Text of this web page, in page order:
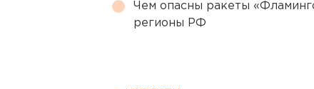
Чем опасны ракеты
регионы РФ